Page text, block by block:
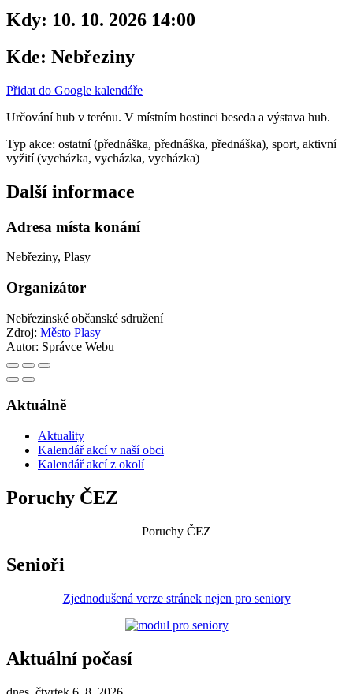
Kdy: 10. 10. 2026 14:00
Kde: Nebřeziny
Přidat do Google kalendáře
Určování hub v terénu. V místním hostinci beseda a výstava hub.
Typ akce: ostatní (přednáška, přednáška, přednáška), sport, aktivní
vyžití (vycházka, vycházka, vycházka)
Další informace
Adresa místa konání
Nebřeziny, Plasy
Organizátor
Nebřezinské občanské sdružení
Zdroj: Město Plasy
Autor: Správce Webu
Aktuálně
Aktuality
Kalendář akcí v naší obci
Kalendář akcí z okolí
Poruchy ČEZ
Poruchy ČEZ
Senioři
Zjednodušená verze stránek nejen pro seniory
Aktuální počasí